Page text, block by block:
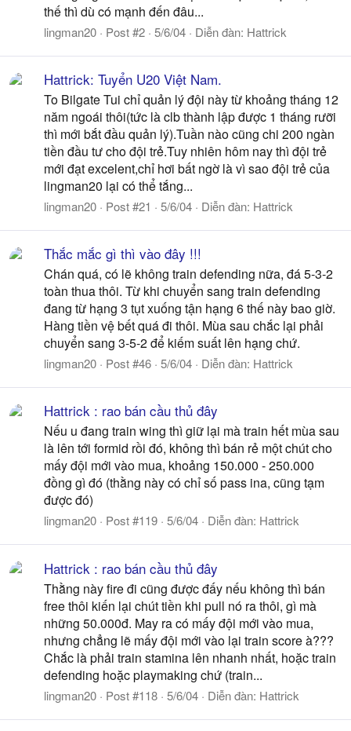
thế thì dù có mạnh đến đâu...
lingman20 Post #2 5/6/04 Diễn đàn: Hattrick
Hattrick: Tuyển U20 Việt Nam.
To Bilgate Tui chỉ quản lý đội này từ khoảng tháng 12
năm ngoái thôi(tức là clb thành lập được 1 tháng rưỡi
thì mới bắt đầu quản lý).Tuần nào cũng chi 200 ngàn
tiền đầu tư cho đội trẻ.Tuy nhiên hôm nay thì đội trẻ
mới đạt excelent,chỉ hơi bất ngờ là vì sao đội trẻ của
lingman20 lại có thể tắng...
lingman20 Post #21 5/6/04 Diễn đàn: Hattrick
Thắc mắc gì thì vào đây !!!
Chán quá, có lẽ không train defending nữa, đá 5-3-2
toàn thua thôi. Từ khi chuyển sang train defending
đang từ hạng 3 tụt xuống tận hạng 6 thế này bao giờ.
Hàng tiền vệ bết quá đi thôi. Mùa sau chắc lại phải
chuyển sang 3-5-2 để kiếm suất lên hạng chứ.
lingman20 Post #46 5/6/04 Diễn đàn: Hattrick
Hattrick : rao bán cầu thủ đây
Nếu u đang train wing thì giữ lại mà train hết mùa sau
là lên tới formid rồi đó, không thì bán rẻ một chút cho
mấy đội mới vào mua, khoảng 150.000 - 250.000
đồng gì đó (thằng này có chỉ số pass ina, cũng tạm
được đó)
lingman20 Post #119 5/6/04 Diễn đàn: Hattrick
Hattrick : rao bán cầu thủ đây
Thằng này fire đi cũng được đấy nếu không thì bán
free thôi kiến lại chút tiền khi pull nó ra thôi, gì mà
những 50.000đ. May ra có mấy đội mới vào mua,
nhưng chẳng lẽ mấy đội mới vào lại train score à???
Chắc là phải train stamina lên nhanh nhất, hoặc train
defending hoặc playmaking chứ (train...
lingman20 Post #118 5/6/04 Diễn đàn: Hattrick